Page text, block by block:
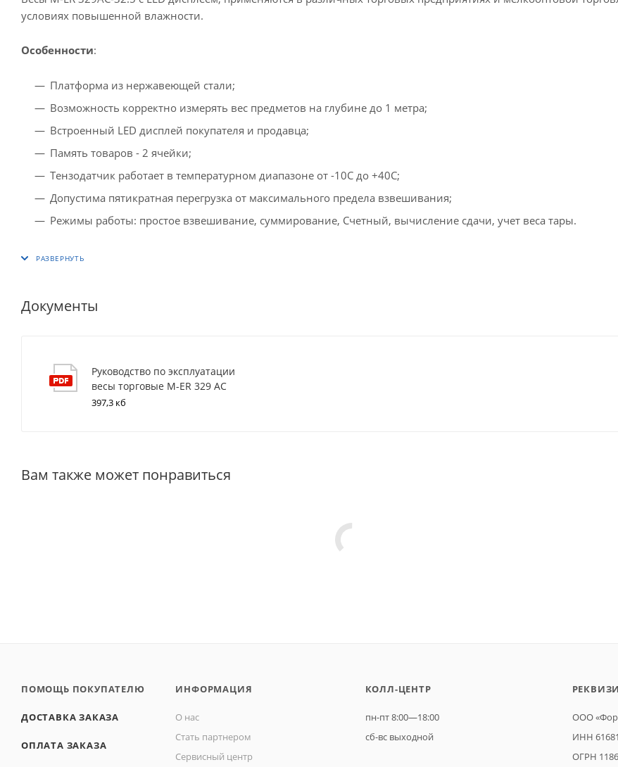
условиях повышенной влажности.
Особенности:
Платформа из нержавеющей стали;
Возможность корректно измерять вес предметов на глубине до 1 метра;
Встроенный LED дисплей покупателя и продавца;
Память товаров - 2 ячейки;
Тензодатчик работает в температурном диапазоне от -10С до +40С;
Допустима пятикратная перегрузка от максимального предела взвешивания;
Режимы работы: простое взвешивание, суммирование, Счетный, вычисление сдачи, учет веса тары.
Документы
Руководство по эксплуатации
весы торговые M-ER 329 AC
397,3 кб
Вам также может понравиться
ПОМОЩЬ ПОКУПАТЕЛЮ
ДОСТАВКА ЗАКАЗА
ОПЛАТА ЗАКАЗА
ИНФОРМАЦИЯ
О нас
Стать партнером
Сервисный центр
КОЛЛ-ЦЕНТР
пн-пт 8:00—18:00
сб-вс выходной
ООО
ИНН
ОГРН